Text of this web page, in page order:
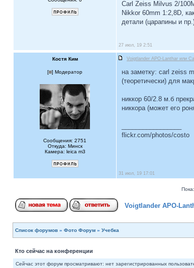
Carl Zeiss Milvus 2/
Nikkor 60mm 1:2,8D,
детали (царапины и
27 июл, 19 2:51
Костя Ким Voigtlander APO-Lanthar или
[ ] Модератор
Сообщения: 2751
Откуда: Минск
Камера: leica m3
на заметку: carl zeiss
(теоретически) для
никкор 60/2.8 м.б
никкора (может его
flickr.com/photos/costo
31 июл, 19 17:01
Voigtlander APO-
Список форумов » Фото Форум » Учебка
Кто сейчас на конференции
Сейчас этот форум просматривают: нет зарегистрированных